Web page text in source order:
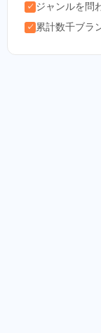
✓ ジャンルを問
✓ 累計数千ブラ